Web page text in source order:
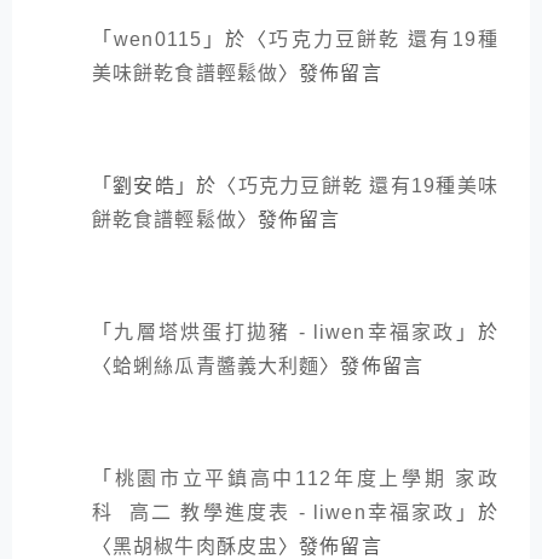
「wen0115 」於〈巧克力豆餅乾 還有19種
美味餅乾食譜輕鬆做〉發佈留言
「劉安皓 」於〈巧克力豆餅乾 還有19種美味
餅乾食譜輕鬆做〉發佈留言
「 九層塔烘蛋打拋豬 - liwen幸福家政 」於
〈蛤蜊絲瓜青醬義大利麵〉發佈留言
「 桃園市立平鎮高中112年度上學期 家政
科 高二 教學進度表 - liwen幸福家政 」於
〈黑胡椒牛肉酥皮盅 〉發佈留言